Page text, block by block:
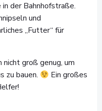
der Bahnhofstraße.
und
„Futter“ für
groß genug, um
zu bauen.
Ein großes